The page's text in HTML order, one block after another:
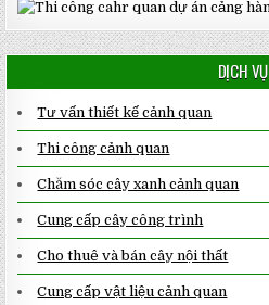
DỊCH VỤ
Tư vấn thiết kế cảnh quan
Thi công cảnh quan
Chăm sóc cây xanh cảnh quan
Cung cấp cây công trình
Cho thuê và bán cây nội thất
Cung cấp vật liệu cảnh quan